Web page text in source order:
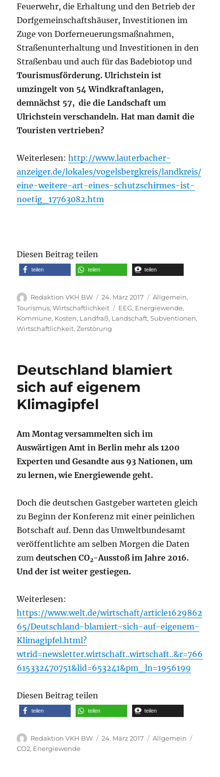
Feuerwehr, die Erhaltung und den Betrieb der
Dorfgemeinschaftshäuser, Investitionen im
Zuge von Dorferneuerungsmaßnahmen,
Straßenunterhaltung und Investitionen in den
Straßenbau und auch für das Badebiotop und
Tourismusförderung.Ulrichstein ist
umzingelt von 54 Windkraftanlagen,
demnächst 57, die die Landschaft um
Ulrichstein verschandeln. Hat man damit die
Touristen vertrieben?
Weiterlesen:http://www.lauterbacher-
anzeiger.de/lokales/vogelsbergkreis/landkreis/
eine-weitere-art-eines-schutzschirmes-ist-
noetig_17763082.htm
Diesen Beitrag teilen
teilen teilen teilen
Autor
Redaktion VKH BW
Veröffentlicht
am
24. März 2017 Kategorien
Allgemein,
Tourismus,Wirtschaftlichkeit Schlagwörter
EEG, Energiewende,
Kommune, Kosten, Landfraß, Landschaft,Subventionen,
Wirtschaftlichkeit,Zerstörung
Deutschland blamiert
sich auf eigenem
Klimagipfel
Am Montag versammelten sich im
Auswärtigen Amt in Berlin mehr als 1200
Experten und Gesandte aus 93 Nationen, um
zu lernen, wie Energiewende geht.
Doch die deutschen Gastgeber warteten gleich
zu Beginn der Konferenz mit einer peinlichen
Botschaft auf. Denn das Umweltbundesamt
veröffentlichte am selben Morgen die Daten
zumdeutschen CO2-Ausstoß im Jahre 2016.
Und der ist weiter gestiegen.
Weiterlesen:
https://www.welt.de/wirtschaft/article1629862
65/Deutschland-blamiert-sich-auf-eigenem-
Klimagipfel.html?
wtrid=newsletter.wirtschaft..wirtschaft..&r=766
615332470751&lid=653241&pm_ln=1956199
Diesen Beitrag teilen
teilen teilen teilen
Autor
Redaktion VKH BW
Veröffentlicht
24. März 2017 Kategorien
Allgemein
CO2, Energiewende